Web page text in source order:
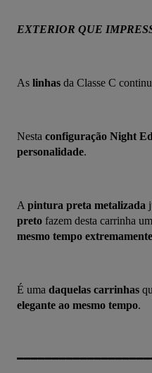
EXTERIOR QUE
As linhas da Classe C
Nesta configuração Night
personalidade.
A pintura preta metalizada
preto fazem desta carrinha um
mesmo tempo
É uma daquelas carrinhas
elegante ao mesmo tempo.